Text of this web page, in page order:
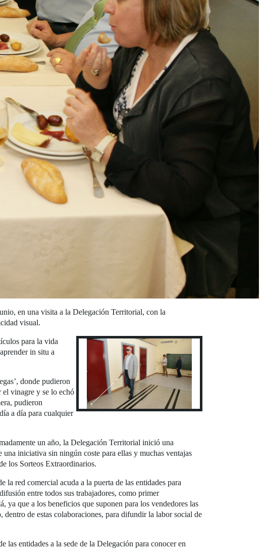
en una visita a la Delegación Territorial, con la
visual.
para la vida
in situ a
donde pudieron
el vinagre y se lo echó
pudieron
a día para cualquier
un año, la Delegación Territorial inició una
iniciativa sin ningún coste para ellas y muchas ventajas
los Sorteos Extraordinarios.
la red comercial acuda a la puerta de las entidades para
entre todos sus trabajadores, como primer
ya que a los beneficios que suponen para los vendedores las
dentro de estas colaboraciones, para difundir la labor social de
las entidades a la sede de la Delegación para conocer en